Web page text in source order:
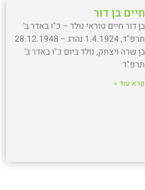
חיים בן דור
בן דור חיים טוראי נולד – כ"ו באדר ב'
תרפ"ד, 1.4.1924 נהרג – 28.12.1948
בן שרה ויצחק, נולד ביום כ"ו באדר ב'
תרפ"ד
קרא עוד »